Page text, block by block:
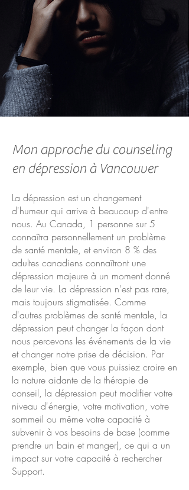
Mon approche du counseling
en dépression à Vancouver
La dépression est un changement
d'humeur qui arrive à beaucoup d'entre
nous. Au Canada, 1 personne sur 5
connaîtra personnellement un problème
de santé mentale, et environ 8 % des
adultes canadiens connaîtront une
dépression majeure à un moment donné
de leur vie. La dépression n'est pas rare,
mais toujours stigmatisée. Comme
d'autres problèmes de santé mentale, la
dépression peut changer la façon dont
nous percevons les événements de la vie
et changer notre prise de décision. Par
exemple, bien que vous puissiez croire en
la nature aidante de la thérapie de
conseil, la dépression peut modifier votre
niveau d'énergie, votre motivation, votre
sommeil ou même votre capacité à
subvenir à vos besoins de base (comme
prendre un bain et manger), ce qui a un
impact sur votre capacité à rechercher
Support.